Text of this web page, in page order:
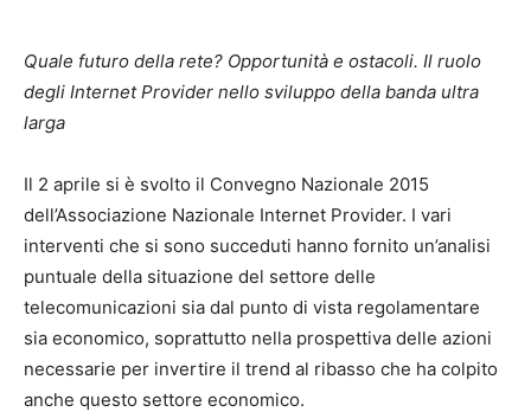
Quale futuro della rete? Opportunità e ostacoli. Il ruolo
degli Internet Provider nello sviluppo della banda ultra
larga
Il 2 aprile si è svolto il Convegno Nazionale 2015
dell’Associazione Nazionale Internet Provider. I vari
interventi che si sono succeduti hanno fornito un’analisi
puntuale della situazione del settore delle
telecomunicazioni sia dal punto di vista regolamentare
sia economico, soprattutto nella prospettiva delle azioni
necessarie per invertire il trend al ribasso che ha colpito
anche questo settore economico.